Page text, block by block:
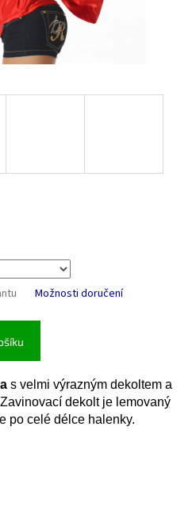
Možnosti doručení
s velmi výrazným dekoltem a
dekolt je lemovaný
po celé délce halenky.